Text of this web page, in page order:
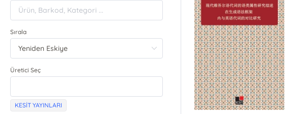
Sırala
Üretici Seç
KESİT YAYINLARI